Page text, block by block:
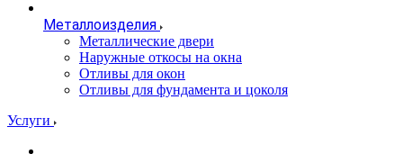
Металлоизделия
Металлические двери
Наружные откосы на окна
Отливы для окон
Отливы для фундамента и цоколя
Услуги